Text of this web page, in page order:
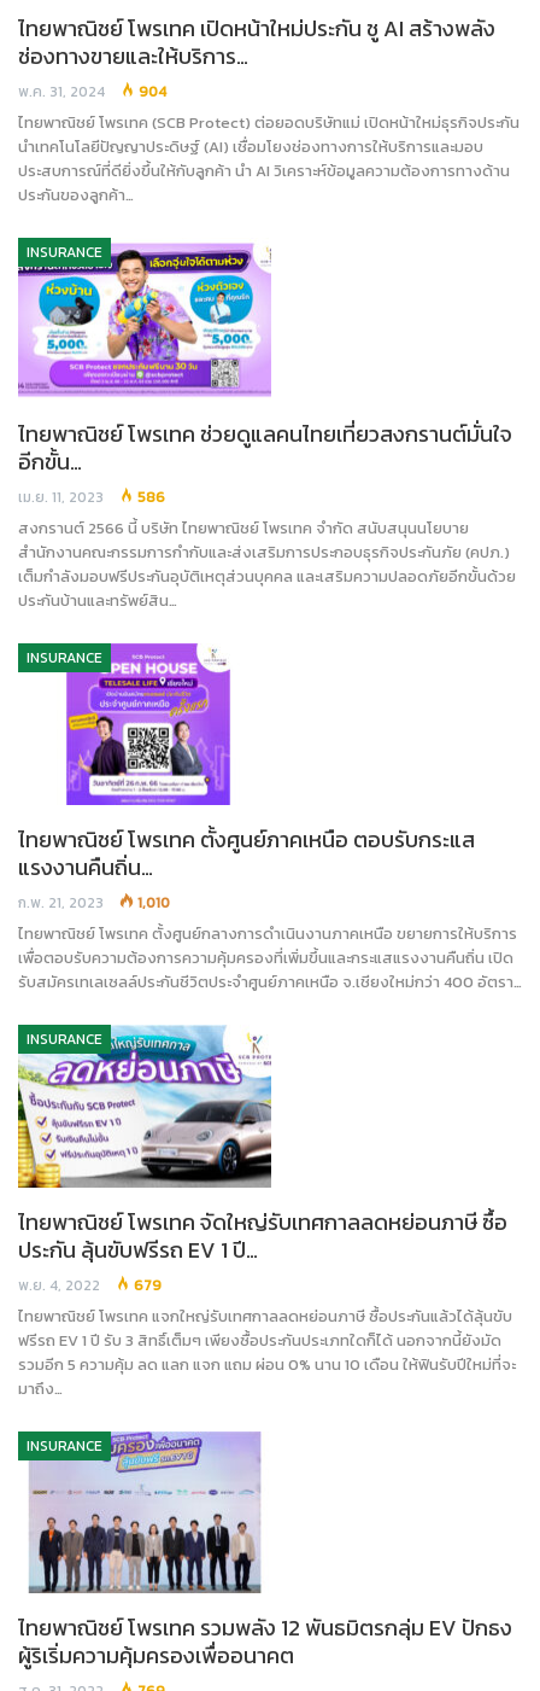
ไทยพาณิชย์ โพรเทค เปิดหน้าใหม่ประกัน ชู AI สร้างพลัง
ช่องทางขายและให้บริการ…
พ.ค. 31, 2024 904
ไทยพาณิชย์ โพรเทค (SCB Protect) ต่อยอดบริษัทแม่ เปิดหน้าใหม่ธุรกิจประกัน
นำเทคโนโลยีปัญญาประดิษฐ์ (AI) เชื่อมโยงช่องทางการให้บริการและมอบ
ประสบการณ์ที่ดียิ่งขึ้นให้กับลูกค้า นำ AI วิเคราะห์ข้อมูลความต้องการทางด้าน
ประกันของลูกค้า…
INSURANCE
ไทยพาณิชย์ โพรเทค ช่วยดูแลคนไทยเที่ยวสงกรานต์มั่นใจ
อีกขั้น…
เม.ย. 11, 2023 586
สงกรานต์ 2566 นี้ บริษัท ไทยพาณิชย์ โพรเทค จำกัด สนับสนุนนโยบาย
สำนักงานคณะกรรมการกำกับและส่งเสริมการประกอบธุรกิจประกันภัย (คปภ.)
เต็มกำลังมอบฟรีประกันอุบัติเหตุส่วนบุคคล และเสริมความปลอดภัยอีกขั้นด้วย
ประกันบ้านและทรัพย์สิน…
INSURANCE
ไทยพาณิชย์ โพรเทค ตั้งศูนย์ภาคเหนือ ตอบรับกระแส
แรงงานคืนถิ่น…
ก.พ. 21, 2023 1,010
ไทยพาณิชย์ โพรเทค ตั้งศูนย์กลางการดำเนินงานภาคเหนือ ขยายการให้บริการ
เพื่อตอบรับความต้องการความคุ้มครองที่เพิ่มขึ้นและกระแสแรงงานคืนถิ่น เปิด
รับสมัครเทเลเซลล์ประกันชีวิตประจำศูนย์ภาคเหนือ จ.เชียงใหม่กว่า 400 อัตรา…
INSURANCE
ไทยพาณิชย์ โพรเทค จัดใหญ่รับเทศกาลลดหย่อนภาษี ซื้อ
ประกัน ลุ้นขับฟรีรถ EV 1 ปี…
พ.ย. 4, 2022 679
ไทยพาณิชย์ โพรเทค แจกใหญ่รับเทศกาลลดหย่อนภาษี ซื้อประกันแล้วได้ลุ้นขับ
ฟรีรถ EV 1 ปี รับ 3 สิทธิ์เต็มๆ เพียงซื้อประกันประเภทใดก็ได้ นอกจากนี้ยังมัด
รวมอีก 5 ความคุ้ม ลด แลก แจก แถม ผ่อน 0% นาน 10 เดือน ให้ฟินรับปีใหม่ที่จะ
มาถึง…
INSURANCE
ไทยพาณิชย์ โพรเทค รวมพลัง 12 พันธมิตรกลุ่ม EV ปักธง
ผู้ริเริ่มความคุ้มครองเพื่ออนาคต